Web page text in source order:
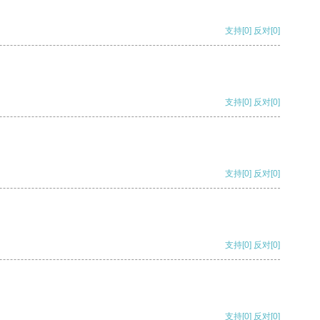
支持[0] 反对[0]
支持[0] 反对[0]
支持[0] 反对[0]
支持[0] 反对[0]
支持[0] 反对[0]